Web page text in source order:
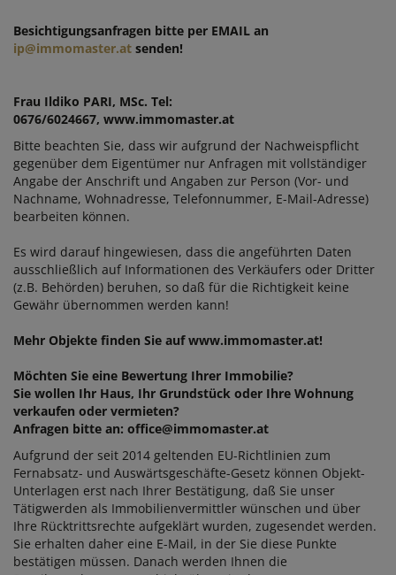
Besichtigungsanfragen bitte per EMAIL an
ip@immomaster.at senden!
Frau Ildiko PARI, MSc. Tel:
0676/6024667, www.immomaster.at
Bitte beachten Sie, dass wir aufgrund der Nachweispflicht
gegenüber dem Eigentümer nur Anfragen mit vollständiger
Angabe der Anschrift und Angaben zur Person (Vor- und
Nachname, Wohnadresse, Telefonnummer, E-Mail-Adresse)
bearbeiten können.
Es wird darauf hingewiesen, dass die angeführten Daten
ausschließlich auf Informationen des Verkäufers oder Dritter
(z.B. Behörden) beruhen, so daß für die Richtigkeit keine
Gewähr übernommen werden kann!
Mehr Objekte finden Sie auf www.immomaster.at!
Möchten Sie eine Bewertung Ihrer Immobilie?
Sie wollen Ihr Haus, Ihr Grundstück oder Ihre Wohnung
verkaufen oder vermieten?
Anfragen bitte an: office@immomaster.at
Aufgrund der seit 2014 geltenden EU-Richtlinien zum
Fernabsatz- und Auswärtsgeschäfte-Gesetz können Objekt-
Unterlagen erst nach Ihrer Bestätigung, daß Sie unser
Tätigwerden als Immobilienvermittler wünschen und über
Ihre Rücktrittsrechte aufgeklärt wurden, zugesendet werden.
Sie erhalten daher eine E-Mail, in der Sie diese Punkte
bestätigen müssen. Danach werden Ihnen die